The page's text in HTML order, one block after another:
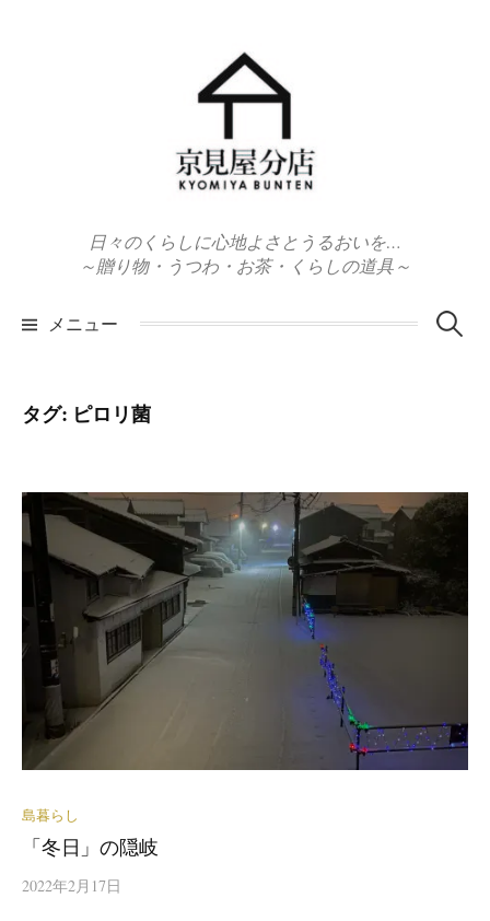
日々のくらしに心地よさとうるおいを…
～贈り物・うつわ・お茶・くらしの道具～
メニュー 検
タグ: ピロリ菌
島暮らし
「冬日」の隠岐
2022年2月17日